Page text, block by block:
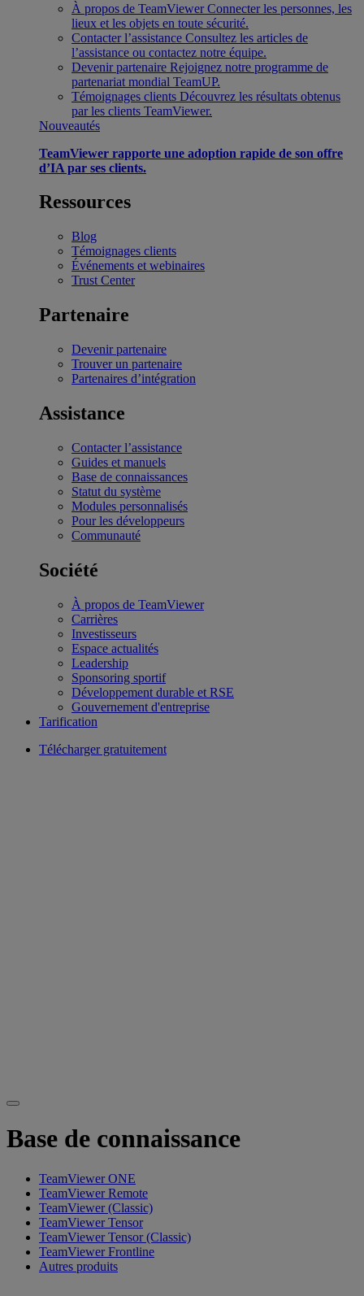
À propos de TeamViewer Connecter les personnes, les
lieux et les objets en toute sécurité.
Contacter l’assistance Consultez les articles de
l’assistance ou contactez notre équipe.
Devenir partenaire Rejoignez notre programme de
partenariat mondial TeamUP.
Témoignages clients Découvrez les résultats obtenus
par les clients TeamViewer.
Nouveautés
TeamViewer rapporte une adoption rapide de son offre
d’IA par ses clients.
Ressources
Blog
Témoignages clients
Événements et webinaires
Trust Center
Partenaire
Devenir partenaire
Trouver un partenaire
Partenaires d’intégration
Assistance
Contacter l’assistance
Guides et manuels
Base de connaissances
Statut du système
Modules personnalisés
Pour les développeurs
Communauté
Société
À propos de TeamViewer
Carrières
Investisseurs
Espace actualités
Leadership
Sponsoring sportif
Développement durable et RSE
Gouvernement d'entreprise
Tarification
Télécharger gratuitement
Base de connaissance
TeamViewer ONE
TeamViewer Remote
TeamViewer (Classic)
TeamViewer Tensor
TeamViewer Tensor (Classic)
TeamViewer Frontline
Autres produits